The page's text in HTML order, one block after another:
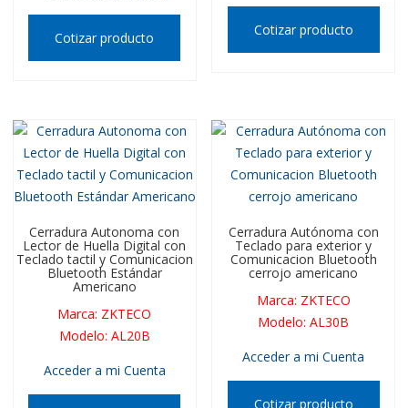
Cotizar producto Cotizar producto
Cerradura Autonoma con
Lector de Huella Digital con
Teclado tactil y Comunicacion
Bluetooth Estándar
Americano
Marca: ZKTECO
Modelo: AL20B
Acceder a mi Cuenta
Cerradura Autónoma con
Teclado para exterior y
Comunicacion Bluetooth
cerrojo americano
Marca: ZKTECO
Modelo:AL30B
Acceder a mi Cuenta
Cotizar producto